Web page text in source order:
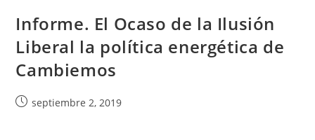
Informe. El Ocaso de la Ilusión
Liberal la política energética de
Cambiemos
septiembre 2, 2019